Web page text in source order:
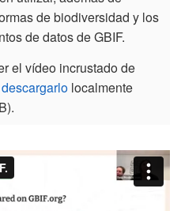
de biodiversidad y los
de datos de GBIF.
el vídeo incrustado de
descargarlo localmente